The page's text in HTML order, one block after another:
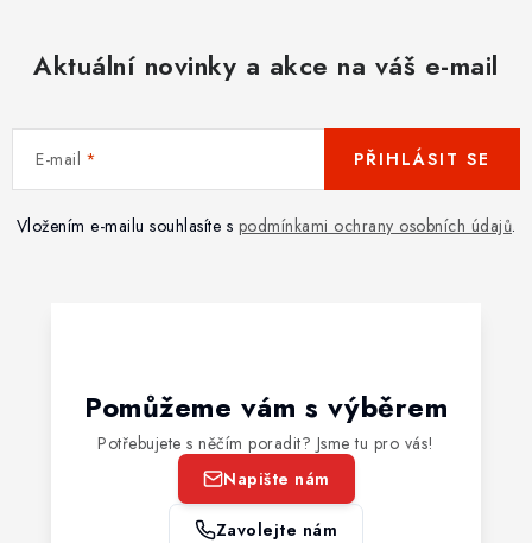
Aktuální novinky a akce na váš e-mail
E-mail
Vložením e-mailu souhlasíte s podmínkami ochrany osobních údajů.
PŘIHLÁSIT SE
Pomůžeme vám s výběrem
Potřebujete s něčím poradit? Jsme tu pro vás!
Napište nám
Zavolejte nám